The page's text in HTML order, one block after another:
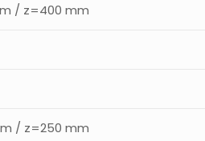
/ z=400 mm
/ z=250 mm